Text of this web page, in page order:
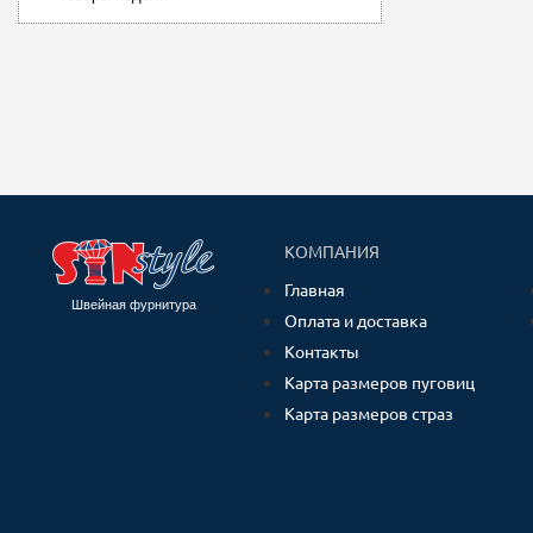
Швейная фурнитура
КОМПАНИЯ
Главная
Оплата и доставка
Контакты
Карта размеров пуговиц
Карта размеров страз